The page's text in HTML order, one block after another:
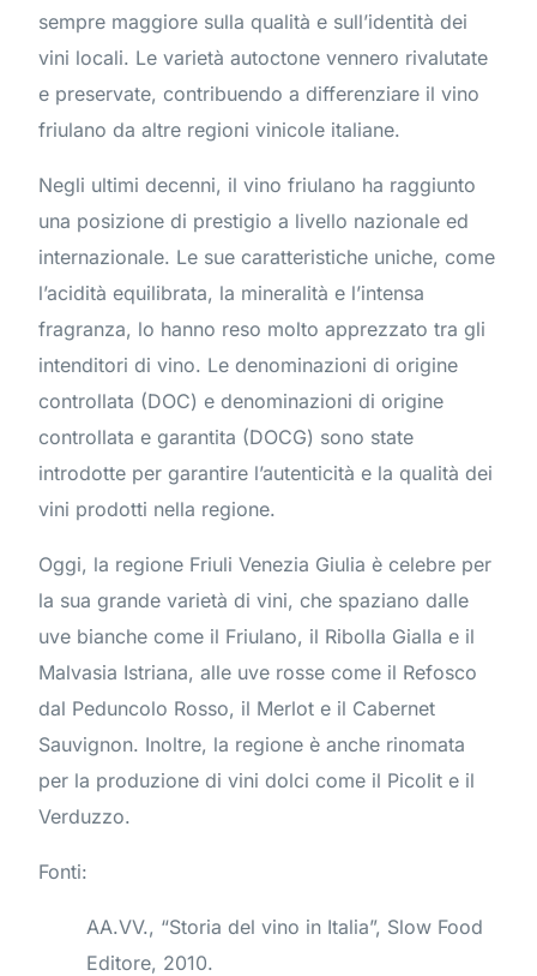
sempre maggiore sulla qualità e sull’identità dei
vini locali. Le varietà autoctone vennero rivalutate
e preservate, contribuendo a differenziare il vino
friulano da altre regioni vinicole italiane.
Negli ultimi decenni, il vino friulano ha raggiunto
una posizione di prestigio a livello nazionale ed
internazionale. Le sue caratteristiche uniche, come
l’acidità equilibrata, la mineralità e l’intensa
fragranza, lo hanno reso molto apprezzato tra gli
intenditori di vino. Le denominazioni di origine
controllata (DOC) e denominazioni di origine
controllata e garantita (DOCG) sono state
introdotte per garantire l’autenticità e la qualità dei
vini prodotti nella regione.
Oggi, la regione Friuli Venezia Giulia è celebre per
la sua grande varietà di vini, che spaziano dalle
uve bianche come il Friulano, il Ribolla Gialla e il
Malvasia Istriana, alle uve rosse come il Refosco
dal Peduncolo Rosso, il Merlot e il Cabernet
Sauvignon. Inoltre, la regione è anche rinomata
per la produzione di vini dolci come il Picolit e il
Verduzzo.
Fonti:
AA.VV., “Storia del vino in Italia”, Slow Food
Editore, 2010.